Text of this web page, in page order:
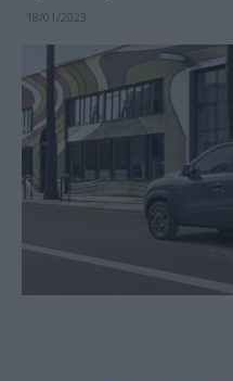
18/01/2023